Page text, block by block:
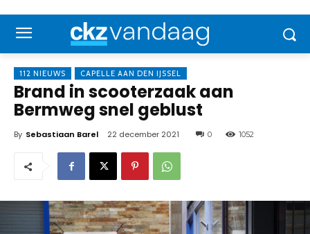
112 NIEUWS CAPELLE AAN DEN IJSSEL
Brand in scooterzaak aan
Bermweg snel geblust
By Sebastiaan Barel 22 december 2021 0 1052